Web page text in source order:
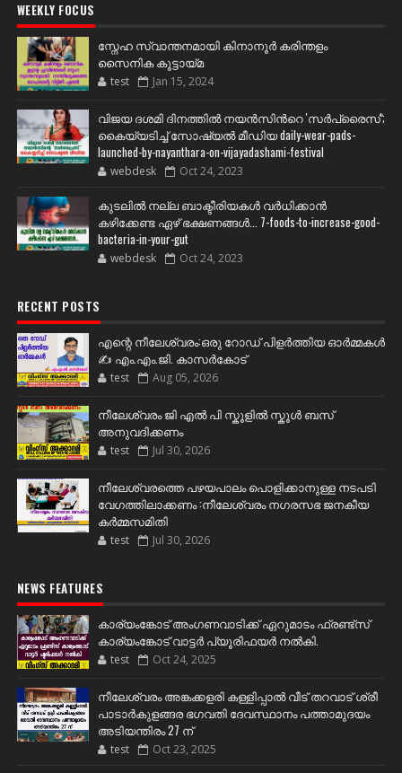
WEEKLY FOCUS
സ്നേഹ സ്വാന്തനമായി കിനാനൂർ കരിന്തളം
സൈനിക കൂട്ടായ്മ
test Jan 15, 2024
വിജയ ദശമി ദിനത്തില്‍ നയന്‍സിന്‍റെ 'സര്‍പ്രൈസ്';
കൈയ്യടിച്ച് സോഷ്യല്‍ മീഡിയ daily-wear-pads-
launched-by-nayanthara-on-vijayadashami-festival
webdesk Oct 24, 2023
കുടലിൽ നല്ല ബാക്ടീരിയകൾ വര്‍ധിക്കാന്‍
കഴിക്കേണ്ട ഏഴ് ഭക്ഷണങ്ങള്‍... 7-foods-to-increase-good-
bacteria-in-your-gut
webdesk Oct 24, 2023
RECENT POSTS
എന്റെ നീലേശ്വരം:ഒരു റോഡ് പിളർത്തിയ ഓർമ്മകൾ
✍️ എം.എം.ജി. കാസർകോട്
test Aug 05, 2026
നീലേശ്വരം ജി എൽ പി സ്കൂളിൽ സ്കൂൾ ബസ്
അനുവദിക്കണം
test Jul 30, 2026
നീലേശ്വരത്തെ പഴയപാലം പൊളിക്കാനുള്ള നടപടി
വേഗത്തിലാക്കണം :നീലേശ്വരം നഗരസഭ ജനകീയ
കർമ്മസമിതി
test Jul 30, 2026
NEWS FEATURES
കാര്യംങ്കോട് അംഗണവാടിക്ക് ഏറുമാടം ഫ്രണ്ട്സ്
കാര്യംങ്കോട് വാട്ടർ പ്യൂരിഫയർ നൽകി.
test Oct 24, 2025
നീലേശ്വരം അങ്കക്കളരി കള്ളിപ്പാൽ വീട് തറവാട് ശ്രീ
പാടാർകുളങ്ങര ഭഗവതി ദേവസ്ഥാനം പത്താമുദയം
അടിയന്തിരം 27 ന്
test Oct 23, 2025